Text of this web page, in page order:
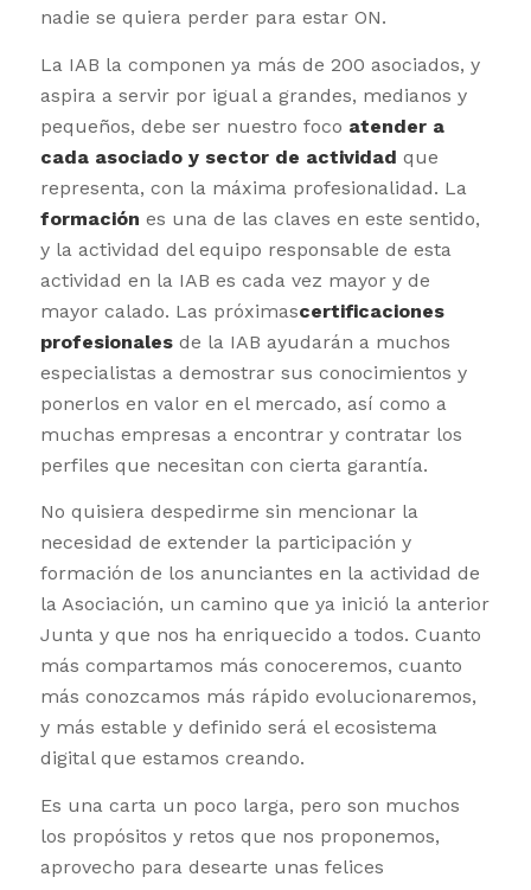
nadie se quiera perder para estar ON.
La IAB la componen ya más de 200 asociados, y
aspira a servir por igual a grandes, medianos y
pequeños, debe ser nuestro foco atender a
cada asociado y sector de actividad que
representa, con la máxima profesionalidad. La
formación es una de las claves en este sentido,
y la actividad del equipo responsable de esta
actividad en la IAB es cada vez mayor y de
mayor calado. Las próximascertificaciones
profesionalesde la IAB ayudarán a muchos
especialistas a demostrar sus conocimientos y
ponerlos en valor en el mercado, así como a
muchas empresas a encontrar y contratar los
perfiles que necesitan con cierta garantía.
No quisiera despedirme sin mencionar la
necesidad de extender la participación y
formación de los anunciantes en la actividad de
la Asociación, un camino que ya inició la anterior
Junta y que nos ha enriquecido a todos. Cuanto
más compartamos más conoceremos, cuanto
más conozcamos más rápido evolucionaremos,
y más estable y definido será el ecosistema
digital que estamos creando.
Es una carta un poco larga, pero son muchos
los propósitos y retos que nos proponemos,
aprovecho para desearte unas felices